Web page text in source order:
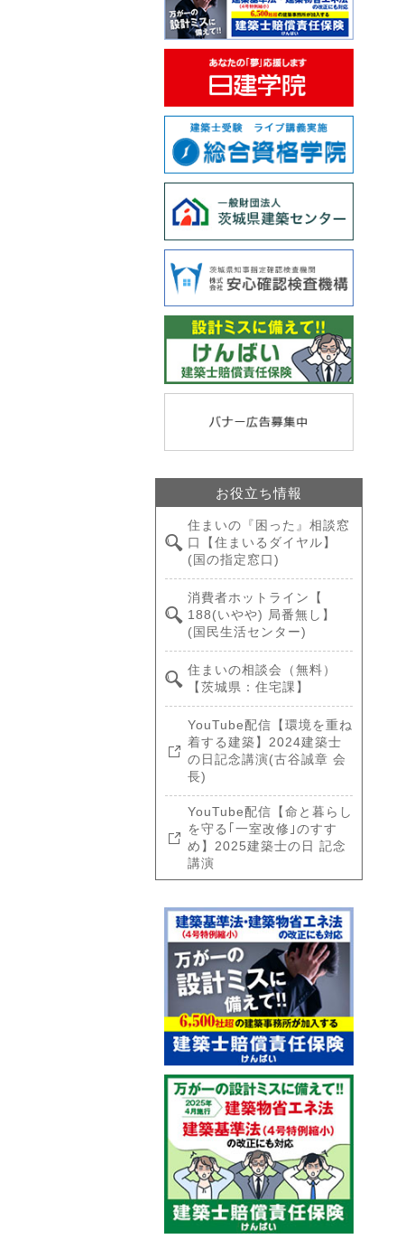
お役立ち情報
住まいの『困った』相談窓
口【住まいるダイヤル】
(国の指定窓口)
消費者ホットライン【
188(いやや) 局番無し】
(国民生活センター)
住まいの相談会（無料）
【茨城県：住宅課】
YouTube配信【環境を重ね
着する建築】2024建築士
の日記念講演(古谷誠章 会
長)
YouTube配信【命と暮らし
を守る｢一室改修｣のすす
め】2025建築士の日 記念
講演